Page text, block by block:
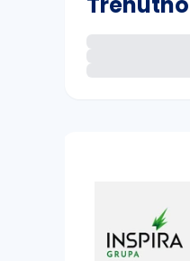
proverite
povećajte